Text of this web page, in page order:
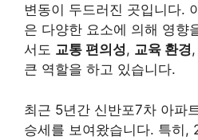
변동이 두드러진 곳입니다.
은 다양한 요소에 의해 영향
서도 교통 편의성, 교육 환경
큰 역할을 하고 있습니다.
최근 5년간 신반포7차 아파
승세를 보여왔습니다. 특히,